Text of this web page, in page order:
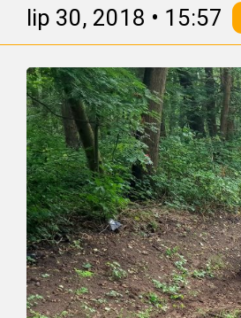
lip 30, 2018 • 15:57